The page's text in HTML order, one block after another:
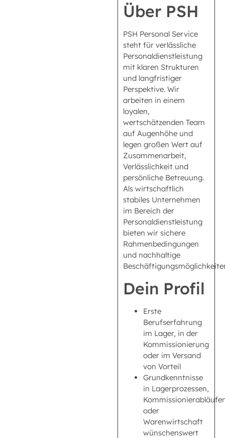
Über PSH
PSH Personal Service
steht für verlässliche
Personaldienstleistung
mit klaren Strukturen
und langfristiger
Perspektive. Wir
arbeiten in einem
loyalen,
wertschätzenden Team
auf Augenhöhe und
legen großen Wert auf
Zusammenarbeit,
Verlässlichkeit und
persönliche Betreuung.
Als wirtschaftlich
stabiles Unternehmen
im Bereich der
Personaldienstleistung
bieten wir sichere
Rahmenbedingungen
und nachhaltige
Dein Profil
Erste
Berufserfahrung
im Lager, in der
Kommissionierung
oder im Versand
von Vorteil
Grundkenntnisse
in Lagerprozessen,
oder
Warenwirtschaft
wünschenswert